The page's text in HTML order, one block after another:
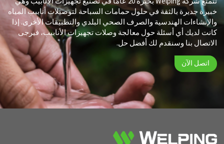
خبيرة جديرة بالثقة في حلول حمامات السباحة لتوصيلات أنابيب المياه
والإنشاءات الهندسية والصرف الصحي البلدي والتطبيقات الأخرى. إذا
كانت لديك أي أسئلة حول معالجة وصلات تجهيزات الأنابيب، فيرجى
الاتصال بنا وسنقدم لك أفضل حل.
اتصل الآن